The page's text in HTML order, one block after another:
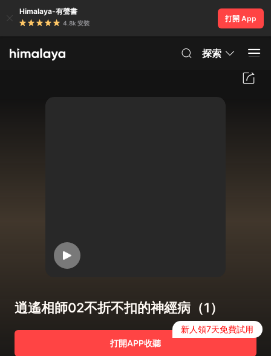
Himalaya-有聲書
4.8k 安裝
打開 App
探索
逍遙相師02不折不扣的神經病（1）
打開APP收聽
新人領7天免費試用